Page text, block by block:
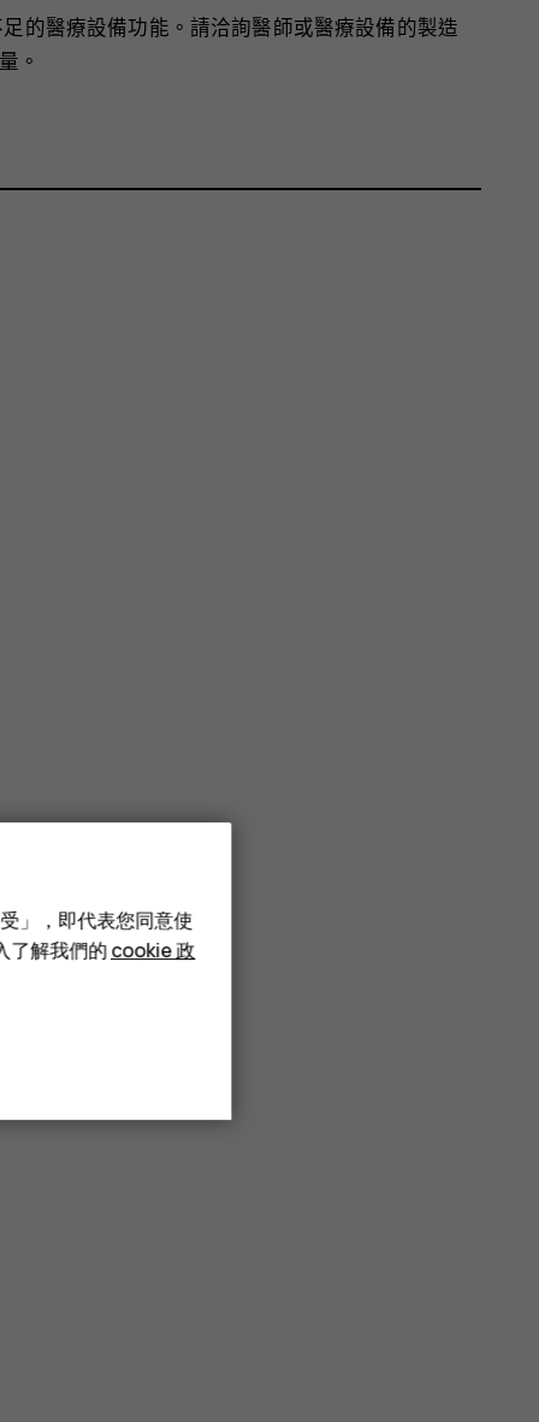
的醫療設備功能。請洽詢醫師或醫療設備的製造
。
」，即代表您同意使
了解我們的cookie 政